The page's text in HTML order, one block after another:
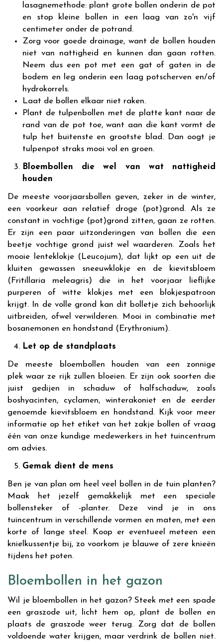
lasagnemethode: plant grote bollen onderin de pot
en stop kleine bollen in een laag van zo'n vijf
centimeter onder de potrand.
Zorg voor goede drainage, want de bollen houden
niet van nattigheid en kunnen dan gaan rotten.
Neem dus een pot met een gat of gaten in de
bodem en leg onderin een laag potscherven en/of
hydrokorrels.
Laat de bollen elkaar niet raken.
Plant de tulpenbollen met de platte kant naar de
rand van de pot toe, want aan die kant vormt de
tulp het buitenste en grootste blad. Dan oogt je
tulpenpot straks mooi vol en groen.
Bloembollen die wel van wat nattigheid
houden
De meeste voorjaarsbollen geven, zeker in de winter,
een voorkeur aan relatief droge (pot)grond. Als ze
constant in vochtige (pot)grond zitten, gaan ze rotten.
Er zijn een paar uitzonderingen van bollen die een
beetje vochtige grond juist wel waarderen. Zoals het
mooie lenteklokje (Leucojum), dat lijkt op een uit de
kluiten gewassen sneeuwklokje en de kievitsbloem
(Fritillaria meleagris) die in het voorjaar lieflijke
purperen of witte klokjes met een blokjespatroon
krijgt. In de volle grond kan dit bolletje zich behoorlijk
uitbreiden, ofwel verwilderen. Mooi in combinatie met
bosanemonen en hondstand (Erythronium).
Let op de standplaats
De meeste bloembollen houden van een zonnige
plek waar ze rijk zullen bloeien. Er zijn ook soorten die
juist gedijen in schaduw of halfschaduw, zoals
boshyacinten, cyclamen, winterakoniet en de eerder
genoemde kievitsbloem en hondstand. Kijk voor meer
informatie op het etiket van het zakje bollen of vraag
één van onze kundige medewerkers in het tuincentrum
om advies.
Gemak dient de mens
Ben je van plan om heel veel bollen in de tuin planten?
Maak het jezelf gemakkelijk met een speciale
bollensteker of -planter. Deze vind je in ons
tuincentrum in verschillende vormen en maten, met een
korte of lange steel. Koop er eventueel meteen een
knielkussentje bij, zo voorkom je blauwe of zere knieën
tijdens het poten.
Bloembollen in het gazon
Wil je bloembollen in het gazon? Steek met een spade
een graszode uit, licht hem op, plant de bollen en
plaats de graszode weer terug. Zorg dat de bollen
voldoende water krijgen, maar verdrink de bollen niet.